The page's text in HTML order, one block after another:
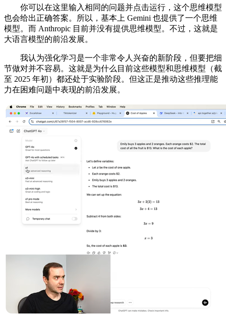
你可以在这里输入相同的问题并点击运行，这个思维模型
也会给出正确答案。所以，基本上 Gemini 也提供了一个思维
模型。而 Anthropic 目前并没有提供思维模型。不过，这就是
大语言模型的前沿发展。
我认为强化学习是一个非常令人兴奋的新阶段，但要把细
节做对并不容易。这就是为什么目前这些模型和思维模型（截
至 2025 年初）都还处于实验阶段。但这正是推动这些推理能
力在困难问题中表现的前沿发展。